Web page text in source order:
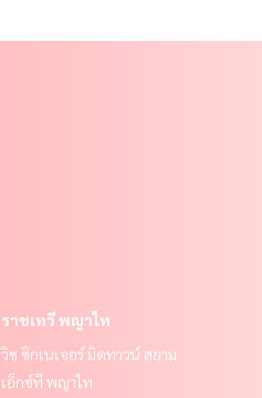
ราชเทวี พญาไท
วิช ซิกเนเจอร์ มิดทาวน์ สยาม
เอ็กซ์ที พญาไท